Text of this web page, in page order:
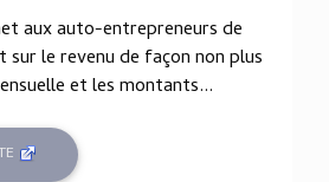
aux auto-entrepreneurs de
le revenu de façon non plus
et les montants...